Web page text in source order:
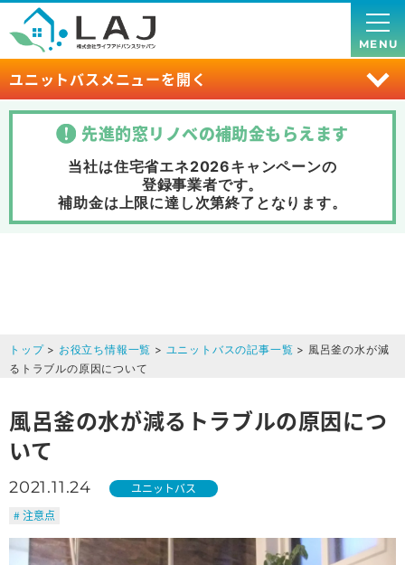
ユニットバスメニューを開く
MENU
先進的窓リノベの補助金もらえます
当社は住宅省エネ2026キャンペーンの
登録事業者です。
補助金は上限に達し次第終了 となります。
トップ> お役立ち情報一覧 > ユニットバスの記事一覧 > 風呂釜の水が減
るトラブルの原因について
風呂釜の水が減るトラブルの原因につ
いて
2021.11.24
ユニットバス
# 注意点